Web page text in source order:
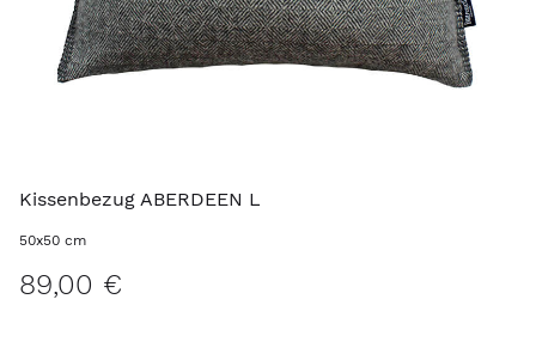
Kissenbezug ABERDEEN L
50x50 cm
89,00 €